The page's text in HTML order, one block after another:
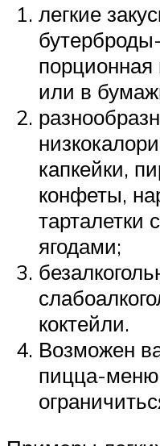
легкие
или в
капкейки,
конфеты,
тарталетки
ягодами;
коктейли.
Возможен
пицца-